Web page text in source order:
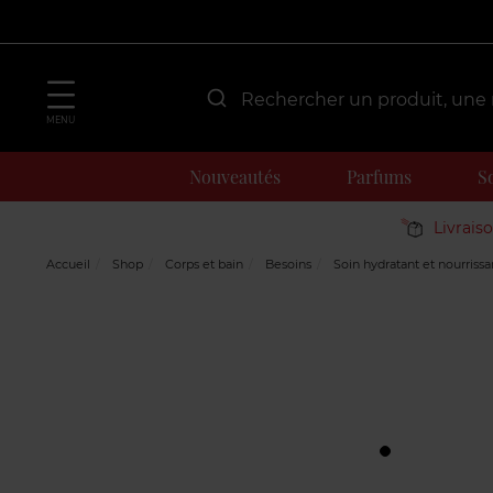
MENU
Nouveautés Parfums
Accueil Shop Corps et bain Besoins Soin hydratant et